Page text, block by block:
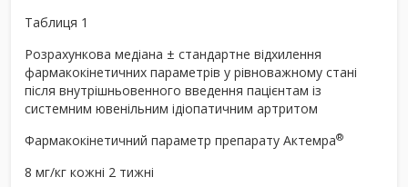
Таблиця 1
Розрахункова медіана ± стандартне відхилення
фармакокінетичних параметрів у рівноважному стані
після внутрішньовенного введення пацієнтам із
системним ювенільним ідіопатичним артритом
Фармакокінетичний параметр препарату Актемра®
8 мг/кг кожні 2 тижні